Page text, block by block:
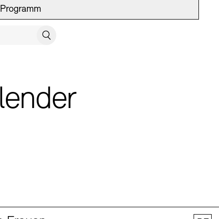
Programm